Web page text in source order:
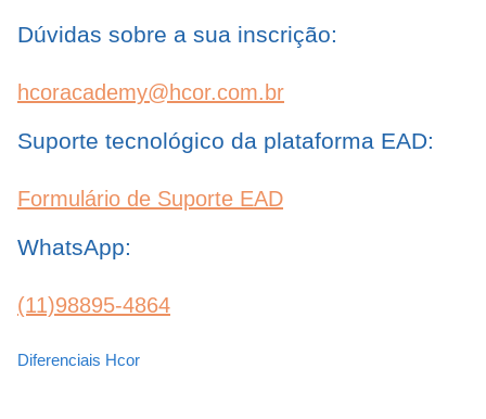
Dúvidas sobre a sua inscrição:
hcoracademy@hcor.com.br
Suporte tecnológico da plataforma EAD:
Formulário de Suporte EAD
WhatsApp:
(11)98895-4864
Diferenciais Hcor